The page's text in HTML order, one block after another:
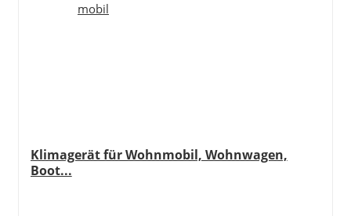
Klimagerät für Wohnmobil, Wohnwagen,
Boot...